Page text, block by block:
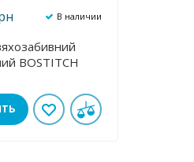
В наличии
BOSTITCH